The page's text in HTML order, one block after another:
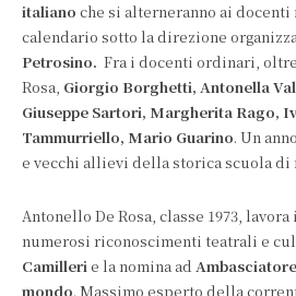
italiano che si alterneranno ai
calendario sotto la direzione
Petrosino. Fra i docenti ordinari,
Rosa, Giorgio Borghetti, Antonella
Giuseppe Sartori, Margherita Rago,
Tammurriello, Mario Guarino. Un
e vecchi allievi della storica scuola di
Antonello De Rosa, classe 1973,
numerosi riconoscimenti teatrali e
Camillerie la nomina ad
mondo. Massimo esperto della